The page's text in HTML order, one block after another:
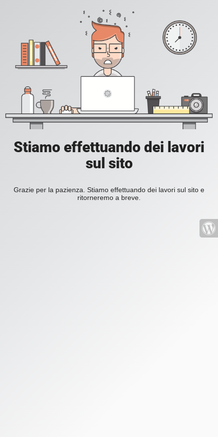
Stiamo effettuando dei lavori
sul sito
Grazie per la pazienza. Stiamo effettuando dei lavori sul sito e
ritorneremo a breve.